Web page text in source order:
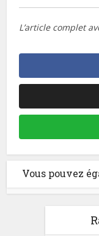
L’article complet
Vous pouvez